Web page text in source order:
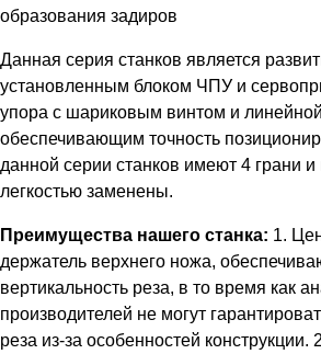
образования задиров
Данная серия станков является
установленным блоком ЧПУ и
упора с шариковым винтом и
обеспечивающим точность
данной серии станков имеют 4 грани и
легкостью заменены.
Преимущества нашего станка: 1.
держатель верхнего ножа,
вертикальность реза, в то время как
производителей не могут
реза из-за особенностей конструкции.